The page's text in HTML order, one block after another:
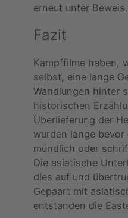
erneut unter Beweis.
Fazit
Kampffilme haben,
selbst, eine lange
Wandlungen hinter
historischen
Überlieferung der
wurden lange
mündlich oder
Die asiatische
dies auf und
Gepaart mit
entstanden die